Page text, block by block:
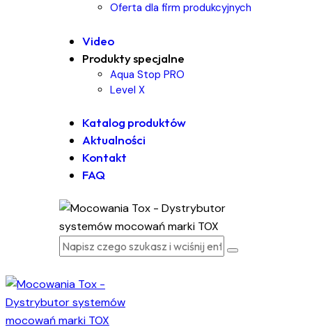
Oferta dla firm produkcyjnych
Video
Produkty specjalne
Aqua Stop PRO
Level X
Katalog produktów
Aktualności
Kontakt
FAQ